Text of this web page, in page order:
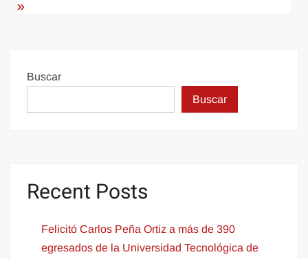
Buscar
Buscar
Recent Posts
Felicitó Carlos Peña Ortiz a más de 390
egresados de la Universidad Tecnológica de